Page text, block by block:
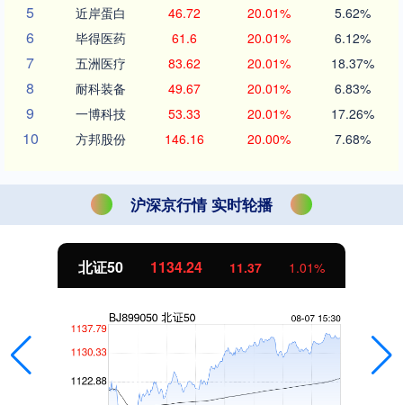
5 近岸蛋白 46.72 20.01% 5.62%
6 毕得医药 61.6 20.01% 6.12%
7 五洲医疗 83.62 20.01% 18.37%
8 耐科装备 49.67 20.01% 6.83%
9 一博科技 53.33 20.01% 17.26%
10 方邦股份 146.16 20.00% 7.68%
沪深京行情 实时轮播
北证50 1134.24 11.37 1.01%